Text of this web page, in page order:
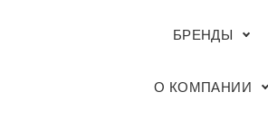
БРЕНДЫ
О КОМПАНИИ